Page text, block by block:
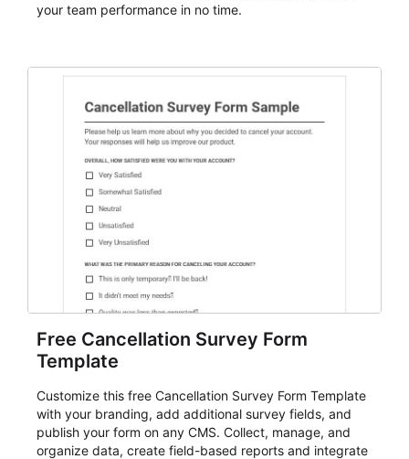
your team performance in no time.
Free Cancellation Survey Form
Template
Customize this free Cancellation Survey Form Template
with your branding, add additional survey fields, and
publish your form on any CMS. Collect, manage, and
organize data, create field-based reports and integrate